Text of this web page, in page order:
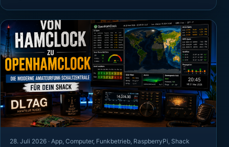
28. Juli 2026 · App, Computer, Funkbetrieb, RaspberryPi, Shack